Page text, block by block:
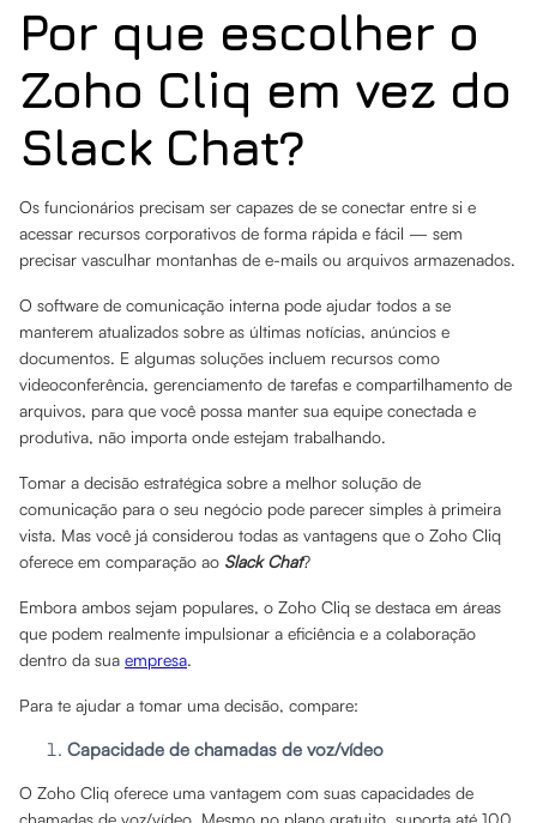
Por que escolher o
Zoho Cliq em vez do
Slack Chat?
Os funcionários precisam ser capazes de se conectar entre si e
acessar recursos corporativos de forma rápida e fácil — sem
precisar vasculhar montanhas de e-mails ou arquivos armazenados.
O software de comunicação interna pode ajudar todos a se
manterem atualizados sobre as últimas notícias, anúncios e
documentos. E algumas soluções incluem recursos como
videoconferência, gerenciamento de tarefas e compartilhamento de
arquivos, para que você possa manter sua equipe conectada e
produtiva, não importa onde estejam trabalhando.
Tomar a decisão estratégica sobre a melhor solução de
comunicação para o seu negócio pode parecer simples à primeira
vista. Mas você já considerou todas as vantagens que o Zoho Cliq
oferece em comparação ao Slack Chat?
Embora ambos sejam populares, o Zoho Cliq se destaca em áreas
que podem realmente impulsionar a eficiência e a colaboração
dentro da sua empresa.
Para te ajudar a tomar uma decisão, compare:
Capacidade de chamadas de voz/vídeo
O Zoho Cliq oferece uma vantagem com suas capacidades de
chamadas de voz/vídeo. Mesmo no plano gratuito, suporta até 100